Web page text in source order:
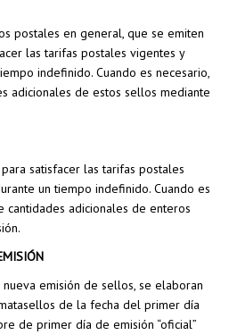
postales en general, que se emiten
las tarifas postales vigentes y
indefinido. Cuando es necesario,
adicionales de estos sellos mediante
satisfacer las tarifas postales
un tiempo indefinido. Cuando es
cantidades adicionales de enteros
emisión de sellos, se elaboran
de la fecha del primer día
de primer día de emisión “oficial”